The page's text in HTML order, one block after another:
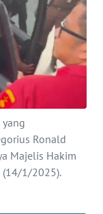
Ronald
Majelis Hakim
(14/1/2025).